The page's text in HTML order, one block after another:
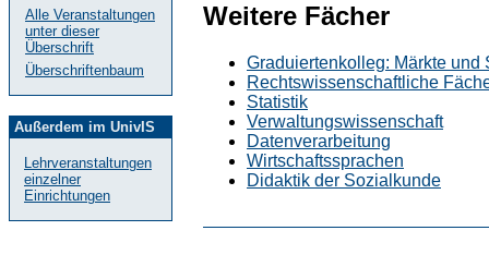
Alle Veranstaltungen
unter dieser
Überschrift
Überschriftenbaum
Außerdem im UnivIS
Lehrveranstaltungen
einzelner
Einrichtungen
Weitere Fächer
Graduiertenkolleg: Märkte und
Rechtswissenschaftliche
Statistik
Verwaltungswissenschaft
Datenverarbeitung
Wirtschaftssprachen
Didaktik der Sozialkunde